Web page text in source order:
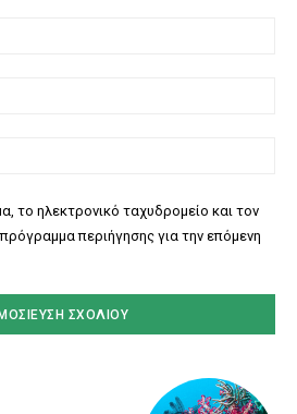
το ηλεκτρονικό ταχυδρομείο και τον
περιήγησης για την επόμενη